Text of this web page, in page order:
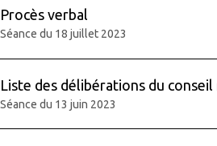
Procès verbal
Séance du 18 juillet 2023
Liste des délibérations du conseil
Séance du 13 juin 2023